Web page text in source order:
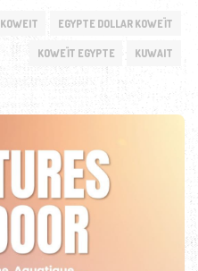
KOWEIT EGYPTE DOLLAR KOWEÏT
KOWEÏT EGYPTE KUWAIT